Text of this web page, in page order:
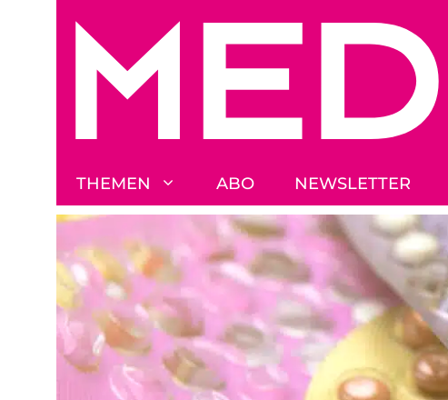
THEMEN ABO NEWSLETTER